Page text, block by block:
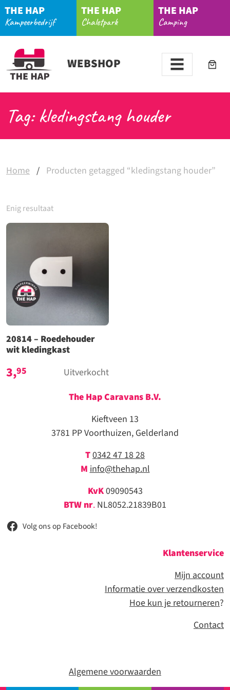
THE HAP
Kampeerbedrijf
THE HAP
Chaletpark
THE HAP
Camping
WEBSHOP
Tag: kledingstang houder
Home / Producten getagged “kledingstang houder”
Enig resultaat
20814 – Roedehouder
wit kledingkast
3,95
Uitverkocht
The Hap Caravans B.V.
Kieftveen 13
3781 PP Voorthuizen, Gelderland
T0342 47 18 28
M info@thehap.nl
KvK09090543
BTW nr. NL8052.21839B01
Volg ons op Facebook!
Klantenservice
Mijn account
Informatie over verzendkosten
Hoe kun je retourneren?
Contact
Algemene voorwaarden